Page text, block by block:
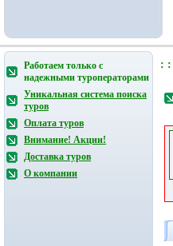
Работаем только с
надежными туроператорами
Уникальная система поиска
туров
Оплата туров
Внимание! Акции!
Доставка туров
О компании
: :